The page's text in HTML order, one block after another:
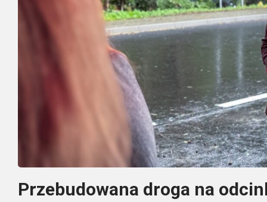
Przebudowana droga na